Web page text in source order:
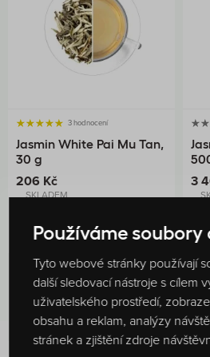
3 hodnocení
Jasmin White Pai Mu Tan,
30 g
206 Kč
SKLADEM
DO KOŠÍKU
3
Používáme soubory
Tyto webové stránky používají
další sledovací nástroje s cílem
uživatelského prostředí,
obsahu a reklam, analýzy
stránek a zjištění zdroje